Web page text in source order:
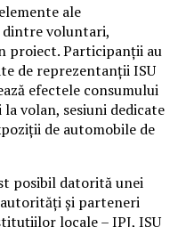
ale
dintre voluntari,
proiect. Participanții au
de reprezentanții ISU
efectele consumului
volan, sesiuni dedicate
de automobile de
posibil datorită unei
și parteneri
locale – IPJ, ISU